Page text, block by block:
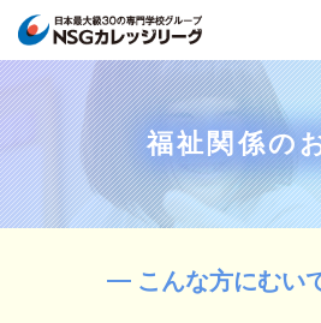
福祉関係の
こんな方にむい